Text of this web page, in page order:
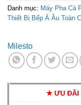
Danh mục: Máy Pha Cà
Thiết Bị Bếp Á Âu Toàn
Milesto
✭ ƯU ĐÃI